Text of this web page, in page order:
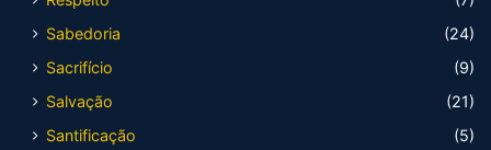
Sabedoria
(24)
Sacrifício
(9)
Salvação
(21)
Santificação
(5)